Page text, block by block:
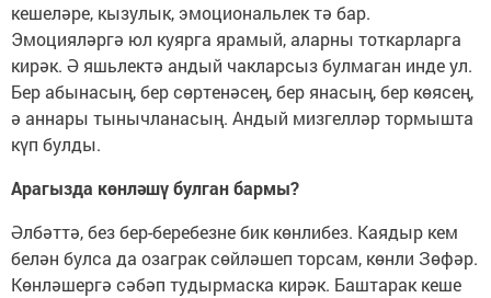
кешеләре, кызулык, эмоциональлек тә бар.
Эмоцияләргә юл куярга ярамый, аларны тоткарларга
кирәк. Ә яшьлектә андый чакларсыз булмаган инде ул.
Бер абынасың, бер сөртенәсең, бер янасың, бер көясең,
ә аннары тынычланасың. Андый мизгелләр тормышта
күп булды.
Арагызда көнләшү булган бармы?
Әлбәттә, без бер-беребезне бик көнлибез. Каядыр кем
белән булса да озаграк сөйләшеп торсам, көнли Зөфәр.
Көнләшергә сәбәп тудырмаска кирәк. Баштарак кеше